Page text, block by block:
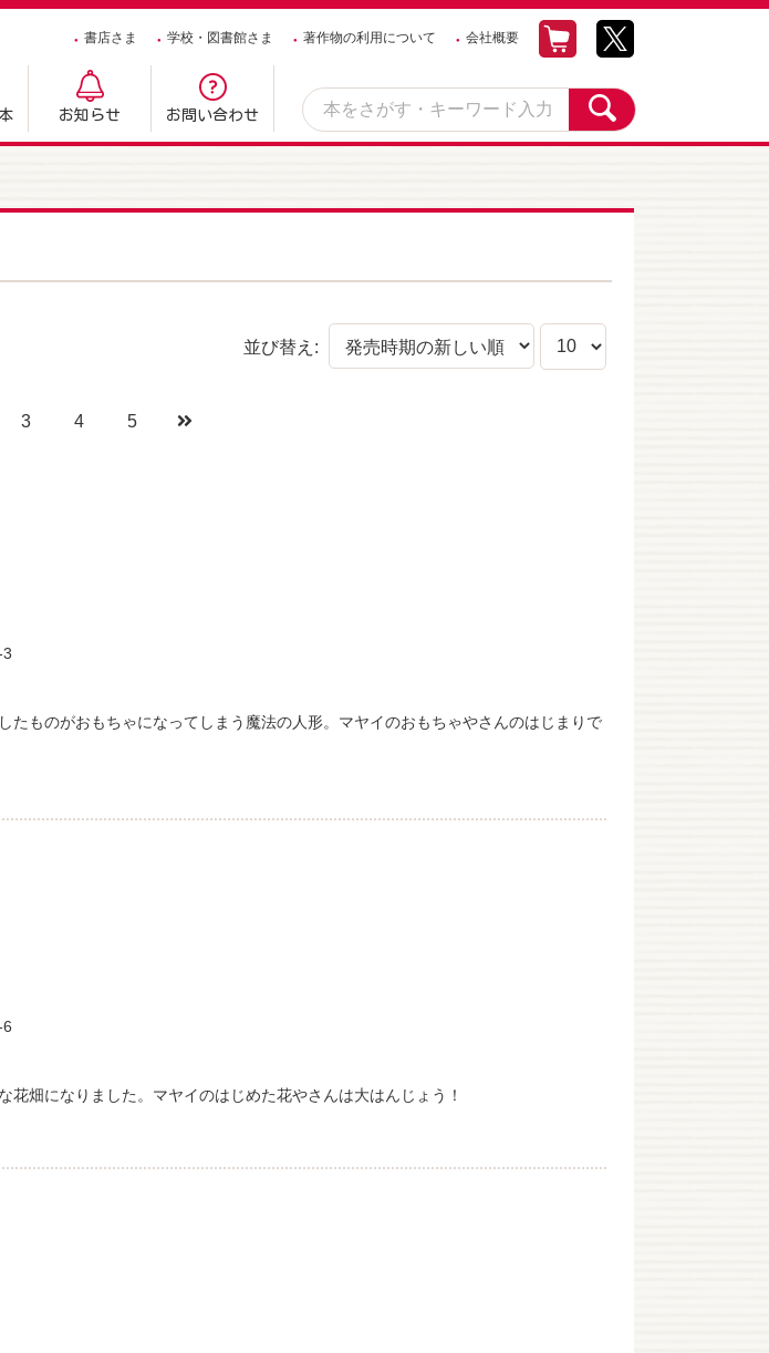
書店さま 学校・図書館さま 著作物の利用について 会社概要
お知らせ お問い合わせ
並び替え:
3 4 5
たものがおもちゃになってしまう魔法の人形。マヤイのおもちゃやさんのはじまりで
花畑になりました。マヤイのはじめた花やさんは大はんじょう！